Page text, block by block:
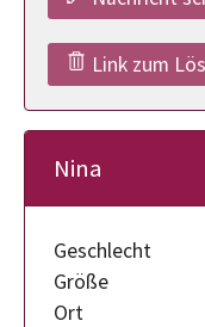
Link zum
Nina
Geschlecht
Größe
Ort